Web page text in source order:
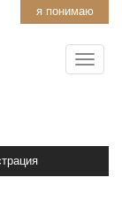
я понимаю